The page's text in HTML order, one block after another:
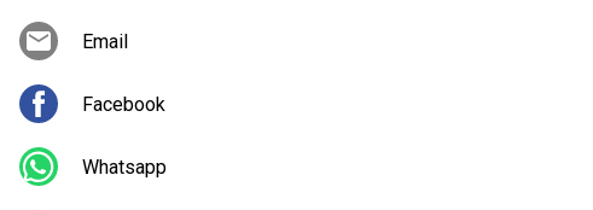
Email
Facebook
Whatsapp